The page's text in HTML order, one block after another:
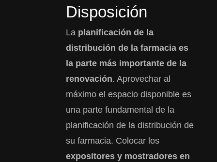
Disposición
La planificación de la
distribución de la farmacia es
la parte más importante de la
renovación. Aprovechar al
máximo el espacio disponible es
una parte fundamental de la
planificación de la distribución de
su farmacia. Colocar los
expositores y mostradores en